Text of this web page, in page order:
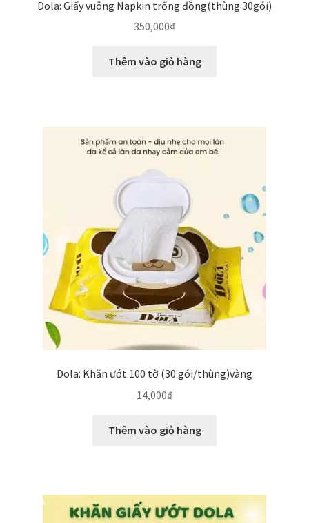
Dola: Giấy vuông Napkin trống đồng(thùng 30gói)
350,000₫
Thêm vào giỏ hàng
Dola: Khăn ướt 100 tờ (30 gói/thùng)vàng
14,000₫
Thêm vào giỏ hàng